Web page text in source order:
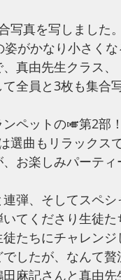
写真を写しました
がかなり小さく
真由先生クラス、
全員と3枚も集
ペットの🎺第2部
選曲もリラックス
お楽しみパーティ
弾、そしてスペ
てくださり生徒
たちにチャレン
したが、なんて
麻記さんと真由